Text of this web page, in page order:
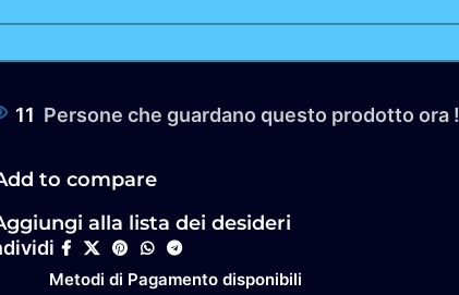
11 Persone che guardano questo prodotto ora !
to compare
alla lista dei desideri
Metodi di Pagamento disponibili